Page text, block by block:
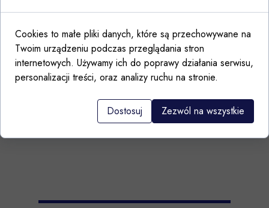
wzorze 61x autorstwa Bronisława
Wolanin z Ceramiki Artystycznej w
Bolesławcu
Gatunek: 1
Można używać w kuchence
mikrofalowej i zmywarce
Hand made in Poland
Cookies to małe pliki danych, które są przechowywane na
Twoim urządzeniu podczas przeglądania stron
internetowych. Używamy ich do poprawy działania serwisu,
personalizacji treści, oraz analizy ruchu na stronie.
Dostosuj Zezwól na wszystkie